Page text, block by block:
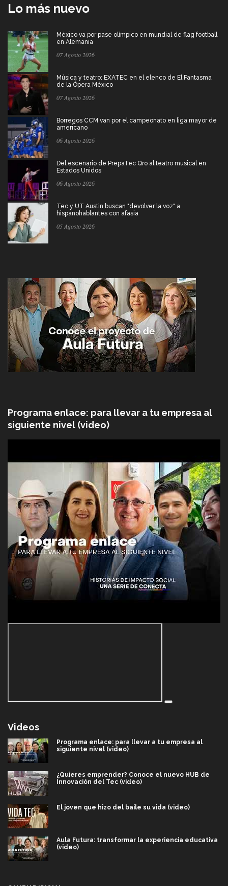
Lo más nuevo
México va por pase olímpico en mundial de flag football
en Alemania
07 Agosto 2026
Música y teatro: EXATEC en el elenco de El Fantasma
de la Ópera México
07 Agosto 2026
Borregos CCM van por el campeonato en liga mayor de
americano
06 Agosto 2026
Del escenario de PrepaTec Qro al teatro musical en
Estados Unidos
06 Agosto 2026
Tec y UT Austin buscan "devolver la voz" a
hispanohablantes con afasia
05 Agosto 2026
Programa enlace: para llevar a tu empresa al
siguiente nivel (video)
Videos
Programa enlace: para llevar a tu empresa al
siguiente nivel (video)
¿Quieres emprender? Conoce el nuevo HUB de
Innovación del Tec (video)
El joven que hizo del baile su vida (video)
Aula Futura: transformar la experiencia educativa
(video)